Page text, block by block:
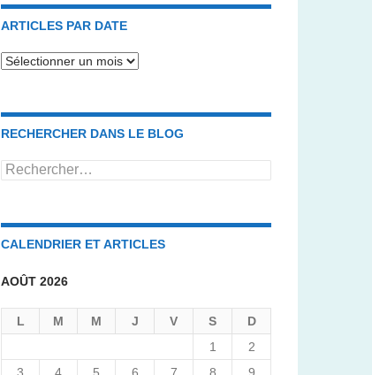
ARTICLES PAR DATE
Articles
RECHERCHER DANS LE BLOG
Rechercher :
CALENDRIER ET ARTICLES
AOÛT 2026
L M M J V S
D
1
2
3
4 5 6 7 8
9